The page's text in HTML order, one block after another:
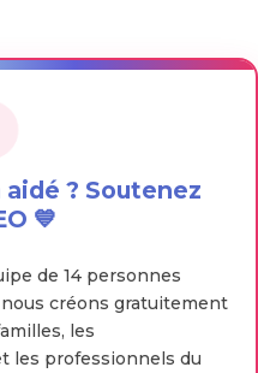
? Soutenez
💙
de 14 personnes
nous créons gratuitement
les
les professionnels du